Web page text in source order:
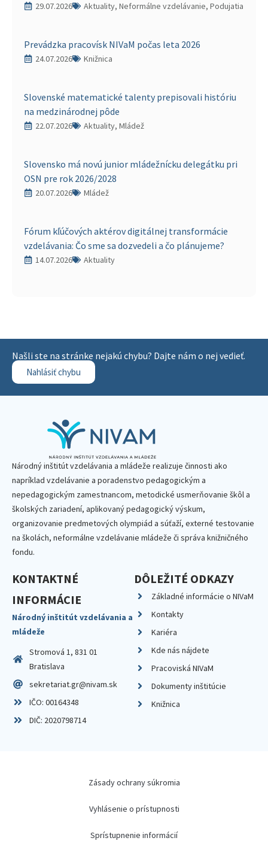
29.07.2026 Aktuality, Neformálne vzdelávanie, Podujatia
Prevádzka pracovísk NIVaM počas leta 2026
24.07.2026 Knižnica
Slovenské matematické talenty prepisovali históriu
na medzinárodnej pôde
22.07.2026 Aktuality, Mládež
Slovensko má novú junior mládežnícku delegátku pri
OSN pre rok 2026/2028
20.07.2026 Mládež
Fórum kľúčových aktérov digitálnej transformácie
vzdelávania: Čo sme sa dozvedeli a čo plánujeme?
14.07.2026 Aktuality
Našli ste na stránke nejakú chybu? Dajte nám o nej vedieť.
Nahlásiť chybu
Národný inštitút vzdelávania a mládeže realizuje činnosti ako
napríklad vzdelávanie a poradenstvo pedagogickým a
nepedagogickým zamestnancom, metodické usmerňovanie škôl a
školských zariadení, aplikovaný pedagogický výskum,
organizovanie predmetových olympiád a súťaží, externé testovanie
na školách, neformálne vzdelávanie mládeže či správa knižničného
fondu.
KONTAKTNÉ
INFORMÁCIE
Národný inštitút vzdelávania a
mládeže
Stromová 1, 831 01
Bratislava
sekretariat.gr@nivam.sk
IČO: 00164348
DIČ: 2020798714
DÔLEŽITÉ ODKAZY
Základné informácie o NIVaM
Kontakty
Kariéra
Kde nás nájdete
Pracoviská NIVaM
Dokumenty inštitúcie
Knižnica
Zásady ochrany súkromia
Vyhlásenie o prístupnosti
Sprístupnenie informácií